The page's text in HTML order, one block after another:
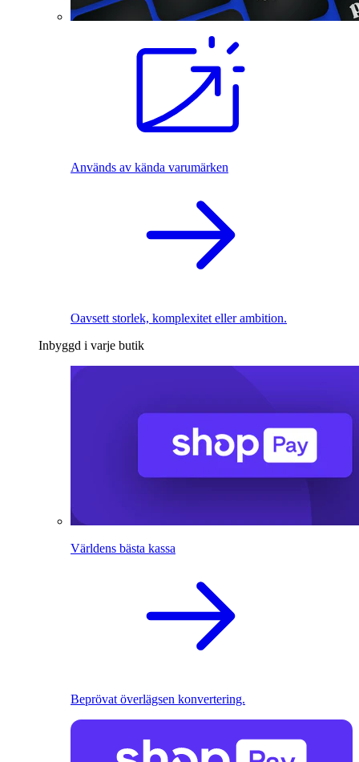
Används av kända varumärken
Oavsett storlek, komplexitet eller ambition.
Inbyggd i varje butik
Världens bästa kassa
Beprövat överlägsen konvertering.